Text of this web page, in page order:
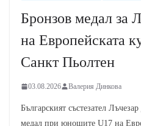
Бронзов медал за
на Европейската
Санкт Пьолтен
03.08.2026 Валерия Динкова
Българският състезател
медал при юношите U17 на